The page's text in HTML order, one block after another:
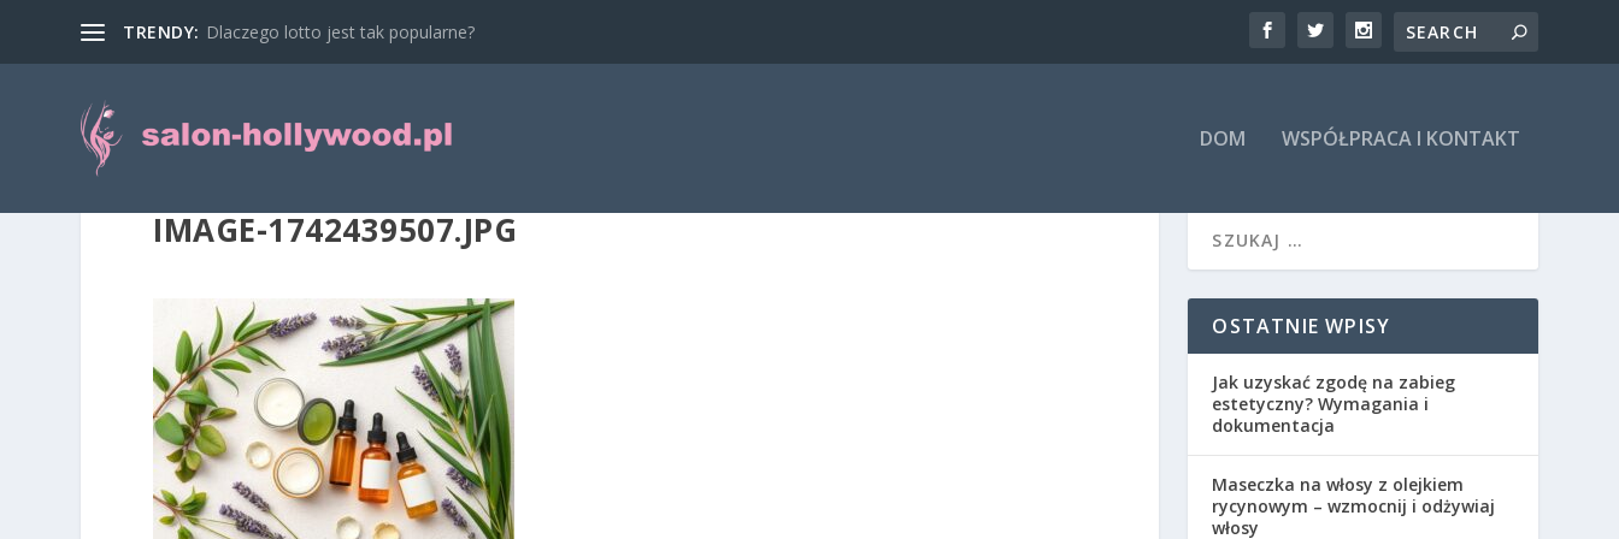
TRENDY: Dlaczego lotto jest tak popularne?
DOM WSPÓŁPRACA I KONTAKT
IMAGE-1742439507.JPG
OSTATNIE WPISY
Jak uzyskać zgodę na zabieg
estetyczny? Wymagania i
dokumentacja
Maseczka na włosy z olejkiem
rycynowym – wzmocnij i odżywiaj
włosy